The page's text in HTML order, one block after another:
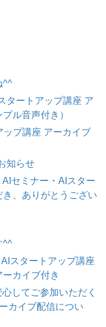
^^
タートアップ講座 ア
ル音声付き）
ップ講座 アーカイブ
知らせ
セミナー・AIスター
き、ありがとうござい
^^
スタートアップ講座
カイブ付き
してご参加いただく
カイブ配信につい